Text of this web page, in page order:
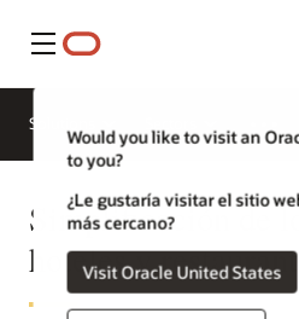
Menú
Would you like to visit an
to you?
¿Le gustaría visitar el sitio
más cercano?
Visit Oracle United States
Solutions
Simplificación de
hoteles y